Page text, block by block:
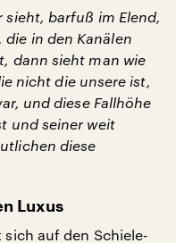
sieht, barfuß im Elend,
in den Kanälen
dann sieht man wie
nicht die unsere ist,
und diese Fallhöhe
und seiner weit
diese
Luxus
sich auf den Schiele-